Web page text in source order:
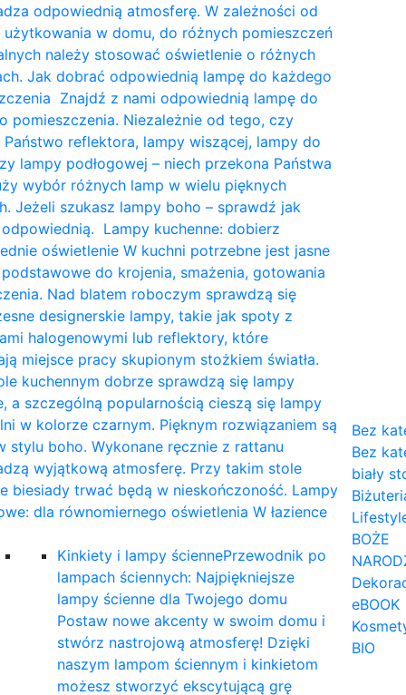
odpowiednią atmosferę. W zależności od
użytkowania w domu, do różnych pomieszczeń
należy stosować oświetlenie o różnych
Jak dobrać odpowiednią lampę do każdego
Znajdź z nami odpowiednią lampę do
pomieszczenia. Niezależnie od tego, czy
Państwo reflektora, lampy wiszącej, lampy do
lampy podłogowej – niech przekona Państwa
wybór różnych lamp w wielu pięknych
Jeżeli szukasz lampy boho – sprawdź jak
Lampy kuchenne: dobierz
oświetlenie W kuchni potrzebne jest jasne
podstawowe do krojenia, smażenia, gotowania
Nad blatem roboczym sprawdzą się
designerskie lampy, takie jak spoty z
halogenowymi lub reflektory, które
miejsce pracy skupionym stożkiem światła.
kuchennym dobrze sprawdzą się lampy
a szczególną popularnością cieszą się lampy
w kolorze czarnym. Pięknym rozwiązaniem są
stylu boho. Wykonane ręcznie z rattanu
wyjątkową atmosferę. Przy takim stole
biesiady trwać będą w nieskończoność. Lampy
dla równomiernego oświetlenia W łazience
Kinkiety i lampy ściennePrzewodnik po
lampach ściennych: Najpiękniejsze
lampy ścienne dla Twojego domu
Postaw nowe akcenty w swoim domu i
stwórz nastrojową atmosferę! Dzięki
naszym lampom ściennym i kinkietom
możesz stworzyć ekscytującą grę
Bez
Bez
biały
BOŻE
eBOOK
BIO